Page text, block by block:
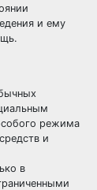
и ему
режима
и
в